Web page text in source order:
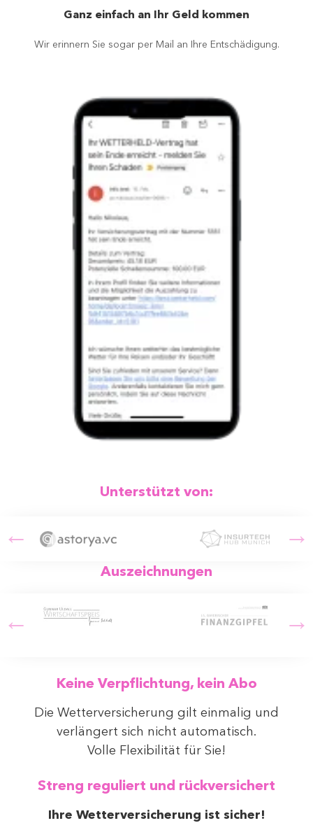
Ganz einfach an Ihr Geld kommen
Wir erinnern Sie sogar per Mail an Ihre Entschädigung.
Unterstützt von:
Auszeichnungen
Keine Verpflichtung, kein Abo
Die Wetterversicherung gilt einmalig und
verlängert sich nicht automatisch.
Volle Flexibilität für Sie!
Streng reguliert und rückversichert
Ihre Wetterversicherung ist sicher!